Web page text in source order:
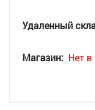
Удаленный
Магазин: Нет в